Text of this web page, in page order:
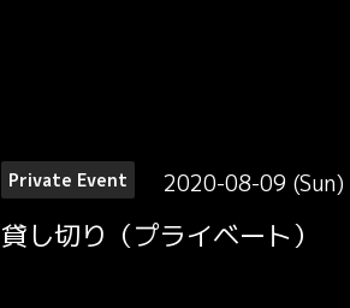
Private Event 2020-08-09 (Sun)
貸し切り（プライベート）